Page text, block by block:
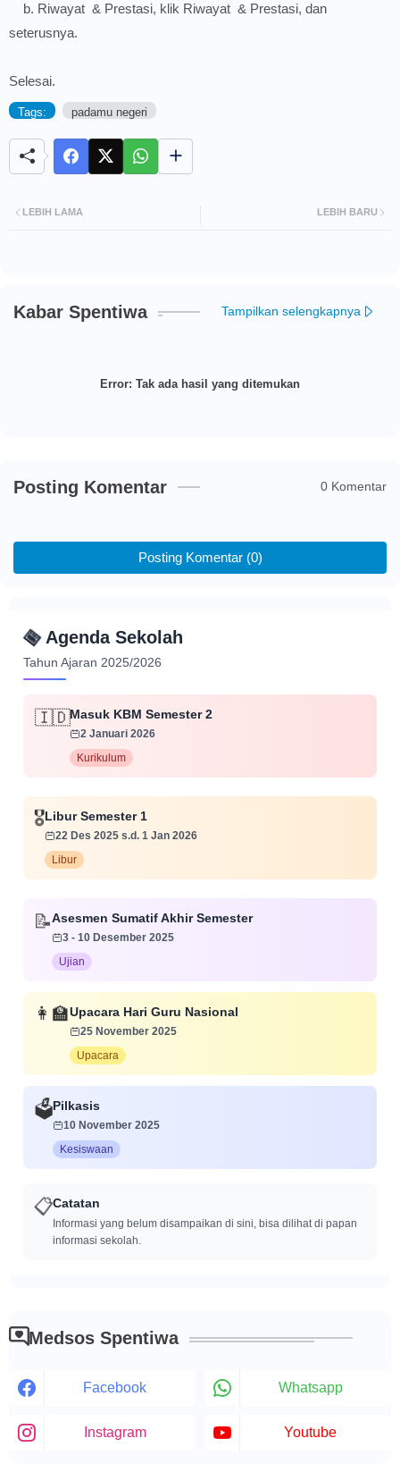
b. Riwayat & Prestasi, klik Riwayat & Prestasi, dan
seterusnya.
Selesai.
Tags: padamu negeri
LEBIH BARU
LEBIH LAMA
Kabar Spentiwa Tampilkan selengkapnya
Error: Tak ada hasil yang ditemukan
Posting Komentar 0 Komentar
Posting Komentar (0)
📅Agenda Sekolah
Tahun Ajaran 2025/2026
🇮🇩Masuk KBM Semester 2
2 Januari 2026
Kurikulum
🎖️Libur Semester 1
22 Des 2025 s.d. 1 Jan 2026
Libur
📝Asesmen Sumatif Akhir Semester
3 - 10 Desember 2025
Ujian
👩‍🏫Upacara Hari Guru Nasional
25 November 2025
Upacara
🗳️Pilkasis
10 November 2025
Kesiswaan
📋Catatan
Informasi yang belum disampaikan di sini, bisa dilihat di papan
informasi sekolah.
Medsos Spentiwa
Facebook Whatsapp
Instagram Youtube